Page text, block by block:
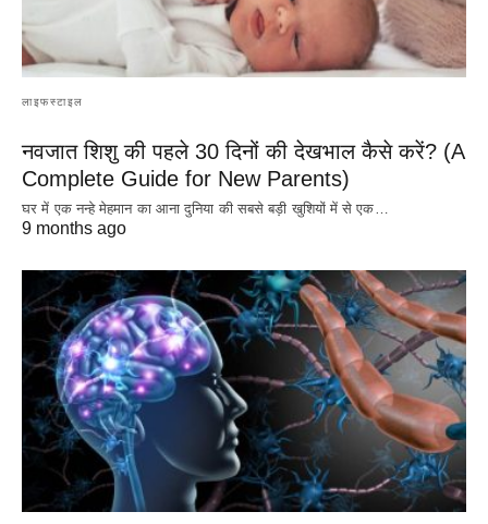
लाइफस्टाइल
नवजात शिशु की पहले 30 दिनों की देखभाल कैसे करें? (A
Complete Guide for New Parents)
घर में एक नन्हे मेहमान का आना दुनिया की सबसे बड़ी खुशियों में से एक…
9 months ago